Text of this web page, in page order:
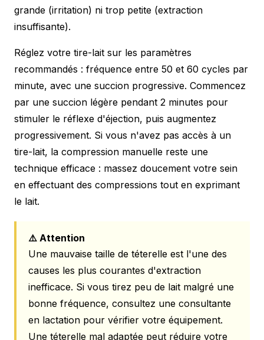
grande (irritation) ni trop petite (extraction
insuffisante).
Réglez votre tire-lait sur les paramètres
recommandés : fréquence entre 50 et 60 cycles par
minute, avec une succion progressive. Commencez
par une succion légère pendant 2 minutes pour
stimuler le réflexe d'éjection, puis augmentez
progressivement. Si vous n'avez pas accès à un
tire-lait, la compression manuelle reste une
technique efficace : massez doucement votre sein
en effectuant des compressions tout en exprimant
le lait.
⚠️ Attention
Une mauvaise taille de téterelle est l'une des
causes les plus courantes d'extraction
inefficace. Si vous tirez peu de lait malgré une
bonne fréquence, consultez une consultante
en lactation pour vérifier votre équipement.
Une téterelle mal adaptée peut réduire votre